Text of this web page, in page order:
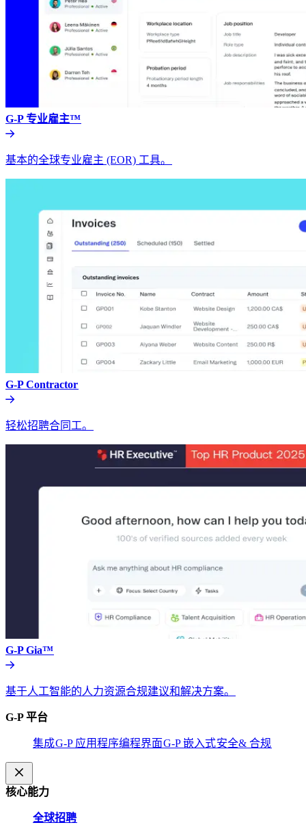
G-P 专业雇主™​​
基本的全球专业雇主 (EOR) 工具。​​
G-P Contractor​​
轻松招聘合同工。​​
G-P Gia™​​
基于人工智能的人力资源合规建议和解决方案。​​
G-P 平台​​
集成​​G-P 应用程序编程界面​​G-P 嵌入式​​安全& 合规​​
核心能力​​
全球招聘​​